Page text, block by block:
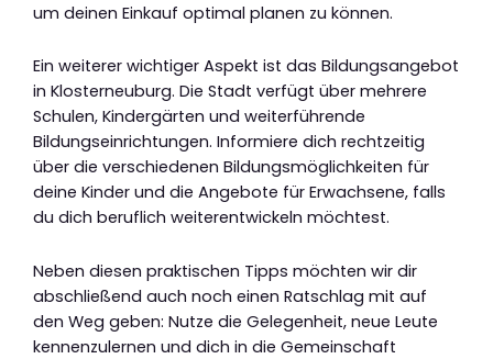
um deinen Einkauf optimal planen zu können.
Ein weiterer wichtiger Aspekt ist das Bildungsangebot
in Klosterneuburg. Die Stadt verfügt über mehrere
Schulen, Kindergärten und weiterführende
Bildungseinrichtungen. Informiere dich rechtzeitig
über die verschiedenen Bildungsmöglichkeiten für
deine Kinder und die Angebote für Erwachsene, falls
du dich beruflich weiterentwickeln möchtest.
Neben diesen praktischen Tipps möchten wir dir
abschließend auch noch einen Ratschlag mit auf
den Weg geben: Nutze die Gelegenheit, neue Leute
kennenzulernen und dich in die Gemeinschaft